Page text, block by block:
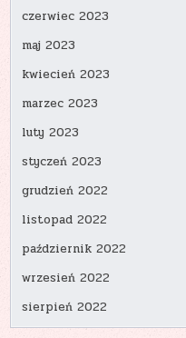
czerwiec 2023
maj 2023
kwiecień 2023
marzec 2023
luty 2023
styczeń 2023
grudzień 2022
listopad 2022
październik 2022
wrzesień 2022
sierpień 2022